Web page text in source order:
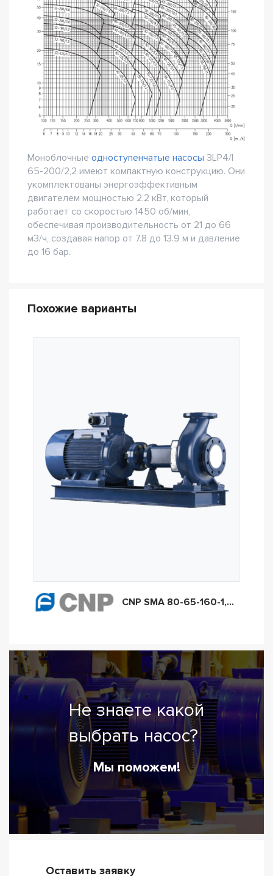
Моноблочные одноступенчатые насосы 3LP4/I
65-200/2,2 имеют компактную конструкцию. Они
укомплектованы энергоэффективным
двигателем мощностью 2.2 кВт, который
работает со скоростью 1450 об/мин,
обеспечивая производительность от 21 до 66
м3/ч, создавая напор от 7.8 до 13.9 м и давление
до 16 бар.
Похожие варианты
CNP SMA 80-65-160-1,5/4
Не знаете какой
выбрать насос?
Мы поможем!
Оставить заявку